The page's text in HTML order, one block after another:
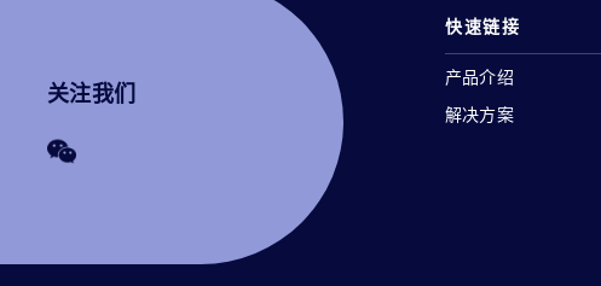
关注我们
快速链接
产品介绍
解决方案